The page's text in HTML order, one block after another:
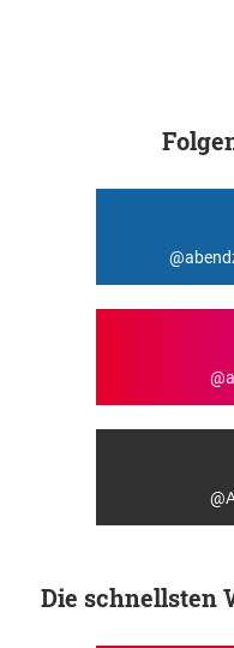
Die schnellsten